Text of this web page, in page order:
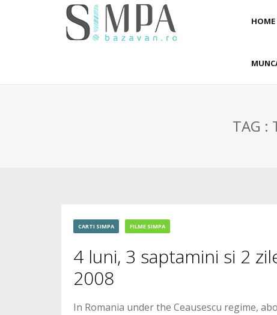
HOME
TAG :
CARTI SIMPA FILME SIMPA
4 luni, 3 saptamini si 2
2008
In Romania under the Ceausescu regime,